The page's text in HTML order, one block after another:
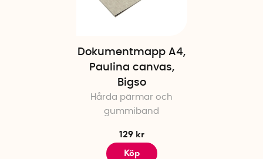
Dokumentmapp A4,
Paulina canvas,
Bigso
Hårda pärmar och
gummiband
129 kr
Köp